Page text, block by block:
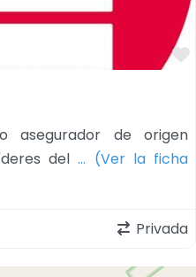
asegurador de origen
del… (Ver la ficha
Privada